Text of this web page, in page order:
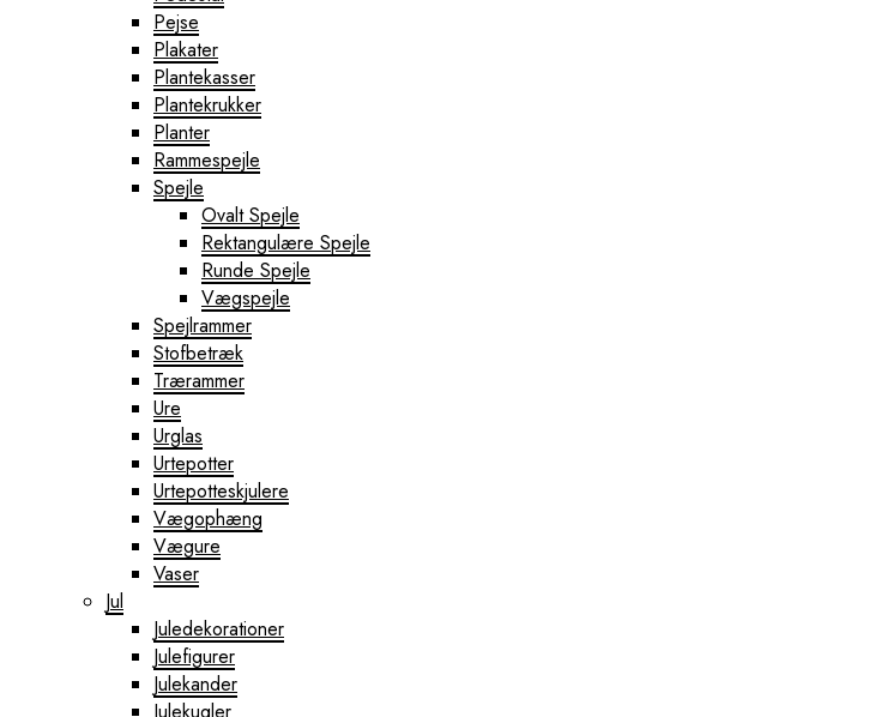
Pejse
Plakater
Plantekasser
Plantekrukker
Planter
Rammespejle
Spejle
Ovalt Spejle
Rektangulære Spejle
Runde Spejle
Vægspejle
Spejlrammer
Stofbetræk
Trærammer
Ure
Urglas
Urtepotter
Urtepotteskjulere
Vægophæng
Vægure
Vaser
Jul
Juledekorationer
Julefigurer
Julekander